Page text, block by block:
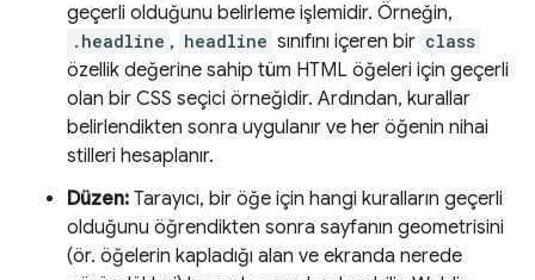
geçerli olduğunu belirleme işlemidir. Örneğin,
.headline , headline sınıfını içeren bir class
özellik değerine sahip tüm HTML öğeleri için geçerli
olan bir CSS seçici örneğidir. Ardından, kurallar
belirlendikten sonra uygulanır ve her öğenin nihai
stilleri hesaplanır.
Düzen: Tarayıcı, bir öğe için hangi kuralların geçerli
olduğunu öğrendikten sonra sayfanın geometrisini
(ör. öğelerin kapladığı alan ve ekranda nerede